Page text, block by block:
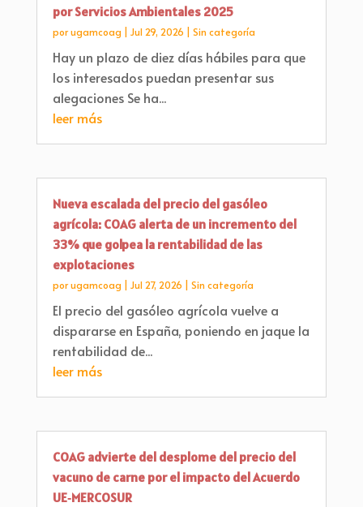
por Servicios Ambientales 2025
porugamcoag Jul 29, 2026 Sin categoría
Hay un plazo de diez días hábiles para que
los interesados puedan presentar sus
alegaciones Se ha...
leer más
Nueva escalada del precio del gasóleo
agrícola: COAG alerta de un incremento del
33% que golpea la rentabilidad de las
explotaciones
porugamcoag Jul 27, 2026 Sin categoría
El precio del gasóleo agrícola vuelve a
dispararse en España, poniendo en jaque la
rentabilidad de...
leer más
COAG advierte del desplome del precio del
vacuno de carne por el impacto del Acuerdo
UE‑MERCOSUR